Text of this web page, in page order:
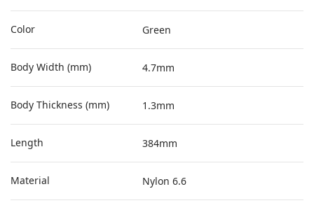
Color Green
Body Width (mm) 4.7mm
Body Thickness (mm) 1.3mm
Length 384mm
Material Nylon 6.6